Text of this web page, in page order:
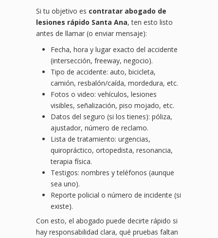
Si tu objetivo es contratar abogado de
lesiones rápido Santa Ana, ten esto listo
antes de llamar (o enviar mensaje):
Fecha, hora y lugar exacto del accidente
(intersección, freeway, negocio).
Tipo de accidente: auto, bicicleta,
camión, resbalón/caída, mordedura, etc.
Fotos o video: vehículos, lesiones
visibles, señalización, piso mojado, etc.
Datos del seguro (si los tienes): póliza,
ajustador, número de reclamo.
Lista de tratamiento: urgencias,
quiropráctico, ortopedista, resonancia,
terapia física.
Testigos: nombres y teléfonos (aunque
sea uno).
Reporte policial o número de incidente (si
existe).
Con esto, el abogado puede decirte rápido si
hay responsabilidad clara, qué pruebas faltan